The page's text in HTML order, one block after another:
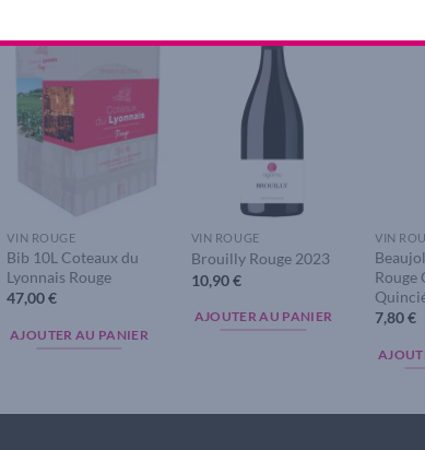
wishlist
VIN ROUGE
Bib 10L Coteaux du
Lyonnais Rouge
47,00€
AJOUTER AU PANIER
VIN ROUGE
Brouilly Rouge 2023
10,90€
AJOUTER AU PANIER
VIN
Rouge
7,80€